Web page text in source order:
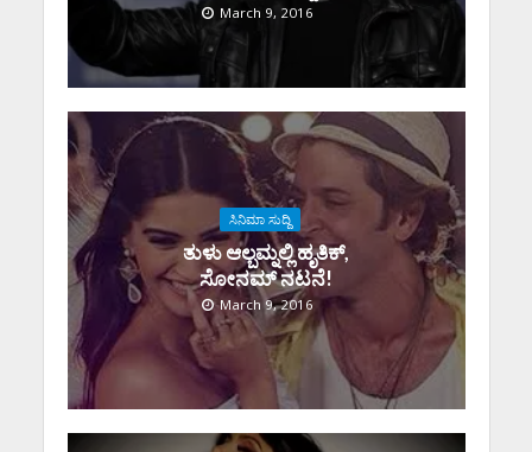
March 9, 2016
ಸಿನಿಮಾ ಸುದ್ದಿ
ತುಳು ಆಲ್ಬಮ್ನಲ್ಲಿ ಹೃತಿಕ್,
ಸೋನಮ್ ನಟನೆ!
March 9, 2016